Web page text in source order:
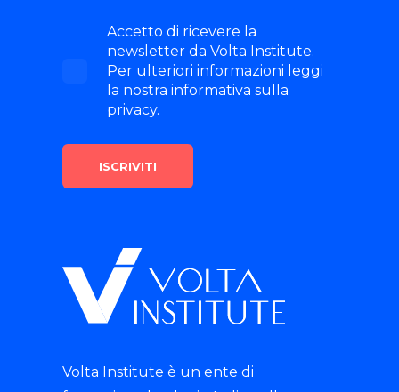
Accetto di ricevere la
newsletter da Volta Institute.
Per ulteriori informazioni leggi
la nostra informativa sulla
privacy.
Volta Institute è un ente di